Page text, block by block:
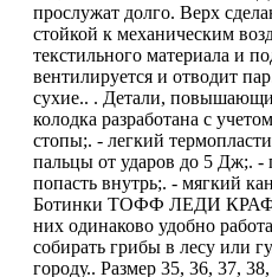
прослужат долго. Верх
стойкой к механическим
текстильного материала и
вентилируется и отводит
сухие.. . Детали,
колодка разработана с
стопы;. - легкий
пальцы от ударов до 5 Дж;. -
попасть внутрь;. - мягкий
Ботинки ТОФФ ЛЕДИ
них одинаково удобно
собирать грибы в лесу или
городу.. Размер 35, 36, 37,